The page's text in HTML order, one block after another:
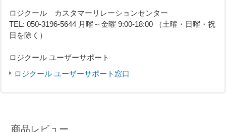
ロジクール カスタマーリレーションセンター
TEL: 050-3196-5644 月曜～金曜 9:00-18:00 （土曜・日曜・祝
日を除く）
ロジクール ユーザーサポート
ロジクール ユーザーサポート窓口
商品レビュー